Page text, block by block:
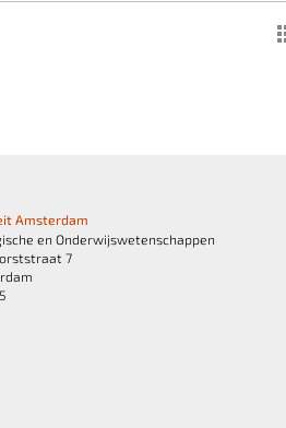
Amsterdam
en Onderwijswetenschappen
7